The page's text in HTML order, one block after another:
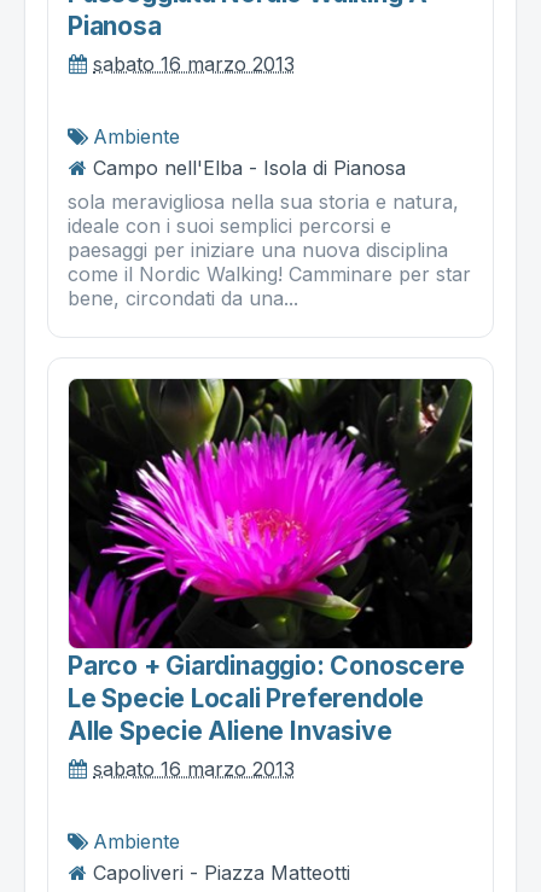
Pianosa
sabato 16 marzo 2013
Ambiente
Campo nell'Elba - Isola di Pianosa
sola meravigliosa nella sua storia e natura,
ideale con i suoi semplici percorsi e
paesaggi per iniziare una nuova disciplina
come il Nordic Walking! Camminare per star
bene, circondati da una...
Parco + Giardinaggio: Conoscere
Le Specie Locali Preferendole
Alle Specie Aliene Invasive
sabato 16 marzo 2013
Ambiente
Capoliveri - Piazza Matteotti